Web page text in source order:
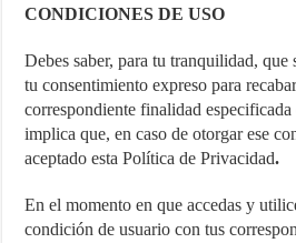
CONDICIONES DE USO
Debes saber, para tu tranquilidad, que
tu consentimiento expreso para
correspondiente finalidad especificada
implica que, en caso de otorgar ese
aceptado esta Política de Privacidad.
En el momento en que accedas y
condición de usuario con tus